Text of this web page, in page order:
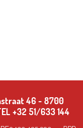
46 - 8700
633 144